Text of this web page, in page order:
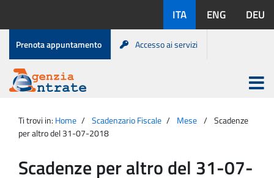
contenuto
disponibili:
ITA ENG DEU
Menu
di
servizio
Prenota appuntamento Accesso ai servizi
Agenzia
Entrate
Apri
menu
principale
Ti trovi in: Home Scadenzario Fiscale Mese
Scadenze
per altro del 31-07-2018
Scadenze per altro del 31-07-